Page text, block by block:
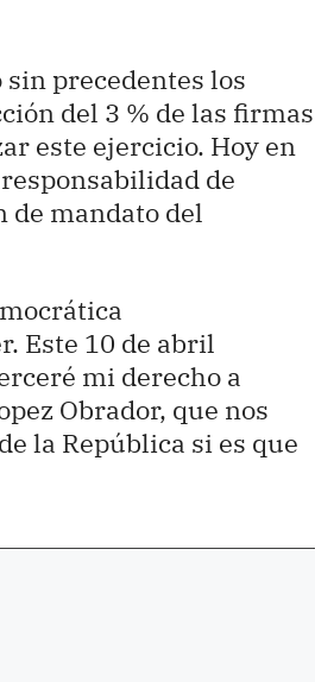
precedentes los
del 3 % de las firmas
este ejercicio. Hoy en
de
mandato del
Este 10 de abril
mi derecho a
Obrador, que nos
la República si es que